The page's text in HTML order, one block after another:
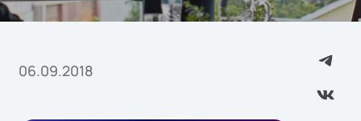
06.09.2018